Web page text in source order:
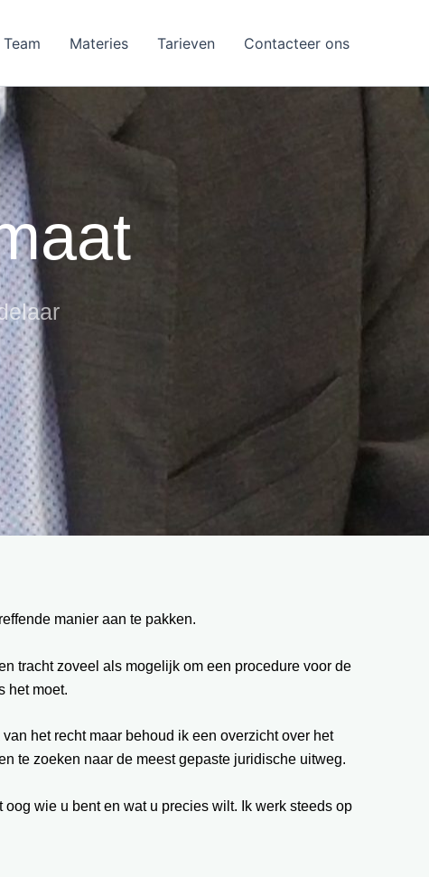
Team Materies Tarieven Contacteer ons
manier aan te pakken.
tracht zoveel als mogelijk om een procedure voor de
het moet.
het recht maar behoud ik een overzicht over het
te zoeken naar de meest gepaste juridische uitweg.
wie u bent en wat u precies wilt. Ik werk steeds op